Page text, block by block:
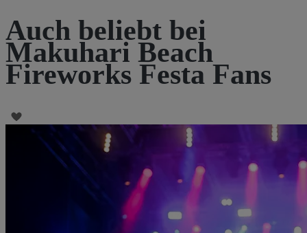
Auch beliebt bei
Makuhari Beach
Fireworks Festa Fans